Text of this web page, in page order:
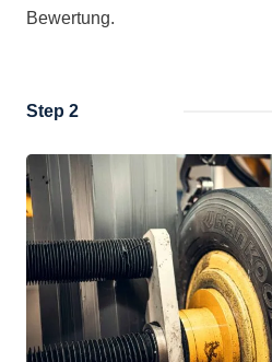
Bewertung.
Step 2